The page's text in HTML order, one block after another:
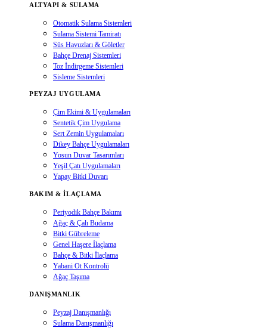
ALTYAPI & SULAMA
Otomatik Sulama Sistemleri
Sulama Sistemi Tamiratı
Süs Havuzları & Göletler
Bahçe Drenaj Sistemleri
Toz İndirgeme Sistemleri
Sisleme Sistemleri
PEYZAJ UYGULAMA
Çim Ekimi & Uygulamaları
Sentetik Çim Uygulama
Sert Zemin Uygulamaları
Dikey Bahçe Uygulamaları
Yosun Duvar Tasarımları
Yeşil Çatı Uygulamaları
Yapay Bitki Duvarı
BAKIM & İLAÇLAMA
Periyodik Bahçe Bakımı
Ağaç & Çalı Budama
Bitki Gübreleme
Genel Haşere İlaçlama
Bahçe & Bitki İlaçlama
Yabani Ot Kontrolü
Ağaç Taşıma
DANIŞMANLIK
Peyzaj Danışmanlığı
Sulama Danışmanlığı